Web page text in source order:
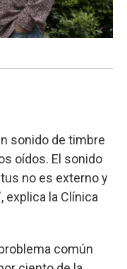
sonido de timbre
oídos. El sonido
no es externo y
explica la Clínica
común